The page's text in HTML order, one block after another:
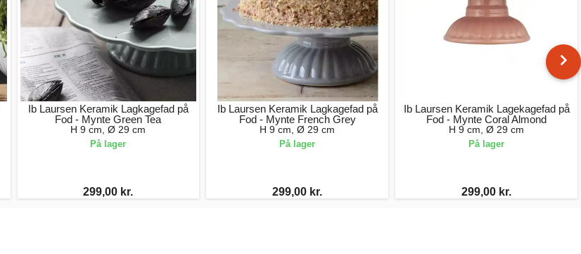
Ib Laursen Keramik Lagkagefad på
Fod - Mynte Green Tea
H 9 cm, Ø 29 cm
På lager
299,00 kr.
Ib Laursen Keramik Lagkagefad på
Fod - Mynte French Grey
H 9 cm, Ø 29 cm
På lager
299,00 kr.
Ib Laursen Keramik Lagekagefad på
Fod - Mynte Coral Almond
H 9 cm, Ø 29 cm
På lager
299,00 kr.